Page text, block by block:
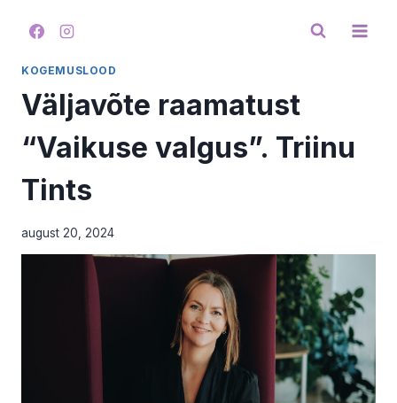
KOGEMUSLOOD
Väljavõte raamatust
“Vaikuse valgus”. Triinu
Tints
august 20, 2024